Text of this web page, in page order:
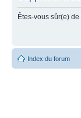
Êtes-vous sûr(e)
Index du forum